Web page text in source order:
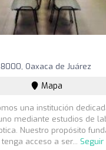
Oaxaca de Juárez
Mapa
una institución
mediante estudios de
Nuestro propósito
acceso a ser...